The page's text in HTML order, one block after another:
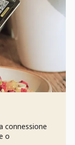
connessione
o